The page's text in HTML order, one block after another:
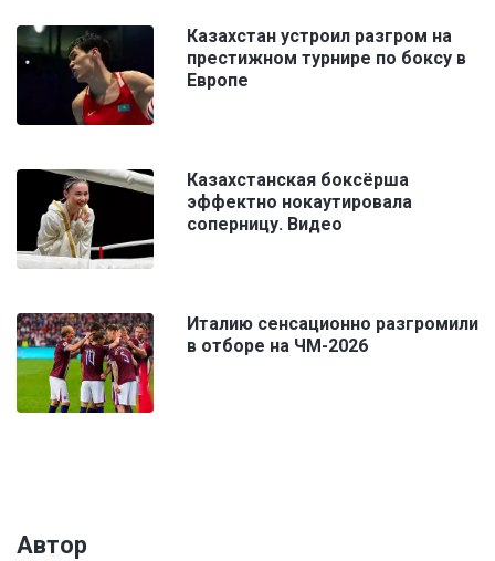
Казахстан устроил разгром на
престижном турнире по боксу в
Европе
Казахстанская боксёрша
эффектно нокаутировала
соперницу. Видео
Италию сенсационно разгромили
в отборе на ЧМ-2026
Автор